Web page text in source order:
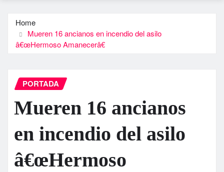
Home
Mueren 16 ancianos en incendio del asilo
â€œHermoso Amanecerâ€
PORTADA
Mueren 16 ancianos
en incendio del asilo
â€œHermoso